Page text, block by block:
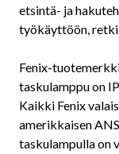
etsintä- ja
työkäyttöön,
Fenix-
taskulamppu on
Kaikki Fenix
amerikkaisen
taskulampulla on